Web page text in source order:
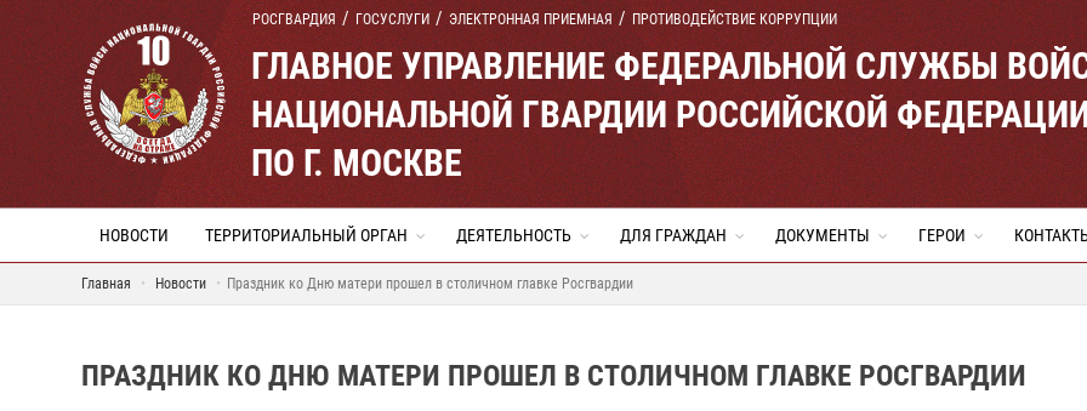
РОСГВАРДИЯ ГОСУСЛУГИ ЭЛЕКТРОННАЯ ПРИЕМНАЯ ПРОТИВОДЕЙСТВИЕ КОРРУПЦИИ
ГЛАВНОЕ УПРАВЛЕНИЕ ФЕДЕРАЛЬНОЙ СЛУЖБЫ
НАЦИОНАЛЬНОЙ ГВАРДИИ РОССИЙСКОЙ
ПО Г. МОСКВЕ
НОВОСТИ ТЕРРИТОРИАЛЬНЫЙ ОРГАН ДЕЯТЕЛЬНОСТЬ ДЛЯ ГРАЖДАН ДОКУМЕНТЫ ГЕРОИ
Главная Новости Праздник ко Дню матери прошел в столичном главке Росгвардии
ПРАЗДНИК КО ДНЮ МАТЕРИ ПРОШЕЛ В СТОЛИЧНОМ ГЛАВКЕ РОСГВАРДИИ